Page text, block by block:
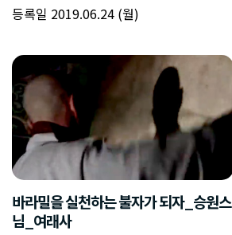
등록일 2019.06.24 (월)
바라밀을 실천하는 불자가 되자_승원스
님_여래사